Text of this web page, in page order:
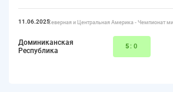
11.06.2025Северная и Центральная Америка - Чемпионат
Доминиканская
Республика
5:0